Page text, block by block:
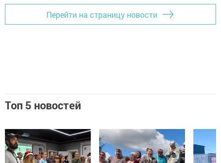
Перейти на страницу новости
Топ 5 новостей